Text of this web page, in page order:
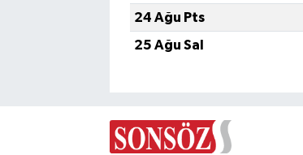
24 Ağu Pts
25 Ağu Sal